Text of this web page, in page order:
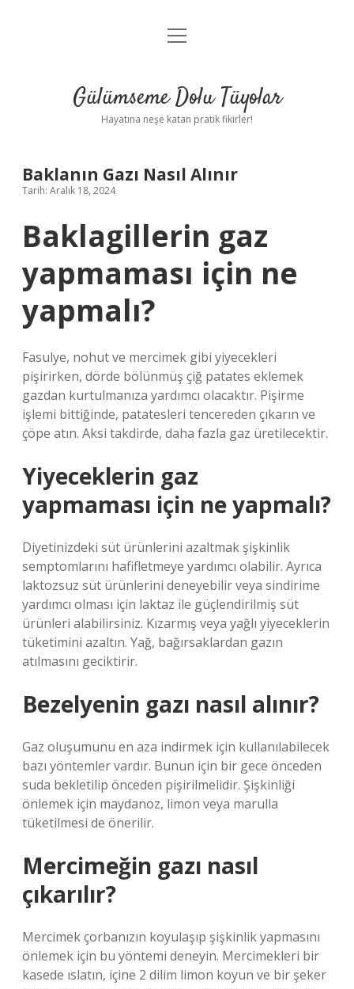
Anasayfa
Yasal Uyarı
menüyü
Gülümseme Dolu Tüyolar
Hayatına neşe katan pratik fikirler!
Baklanın Gazı Nasıl Alınır
Tarih: Aralık 18, 2024
Baklagillerin gaz
yapmaması için ne
yapmalı?
Fasulye, nohut ve mercimek gibi yiyecekleri
pişirirken, dörde bölünmüş çiğ patates eklemek
gazdan kurtulmanıza yardımcı olacaktır. Pişirme
işlemi bittiğinde, patatesleri tencereden çıkarın ve
çöpe atın. Aksi takdirde, daha fazla gaz üretilecektir.
Yiyeceklerin gaz
yapmaması için ne yapmalı?
Diyetinizdeki süt ürünlerini azaltmak şişkinlik
semptomlarını hafifletmeye yardımcı olabilir. Ayrıca
laktozsuz süt ürünlerini deneyebilir veya sindirime
yardımcı olması için laktaz ile güçlendirilmiş süt
ürünleri alabilirsiniz. Kızarmış veya yağlı yiyeceklerin
tüketimini azaltın. Yağ, bağırsaklardan gazın
atılmasını geciktirir.
Bezelyenin gazı nasıl alınır?
Gaz oluşumunu en aza indirmek için kullanılabilecek
bazı yöntemler vardır. Bunun için bir gece önceden
suda bekletilip önceden pişirilmelidir. Şişkinliği
önlemek için maydanoz, limon veya marulla
tüketilmesi de önerilir.
Mercimeğin gazı nasıl
çıkarılır?
Mercimek çorbanızın koyulaşıp şişkinlik yapmasını
önlemek için bu yöntemi deneyin. Mercimekleri bir
kasede ıslatın, içine 2 dilim limon koyun ve bir şeker